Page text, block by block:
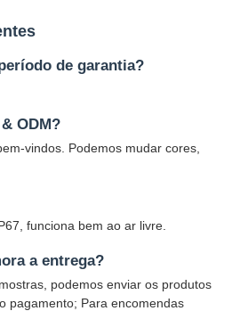
de garantia?
ODM?
vindos. Podemos mudar cores,
funciona bem ao ar livre.
a entrega?
podemos enviar os produtos
pagamento; Para encomendas